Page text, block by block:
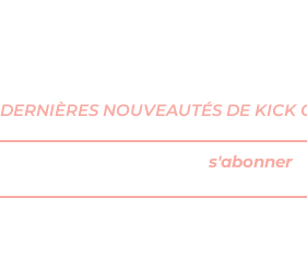
NOUVEAUTÉS DE KICK
s'abonner